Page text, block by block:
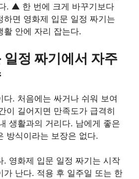
. ▲ 한 번에 크게 바꾸기보다
하면 영화제 입문 일정 짜기는
활 안에 자리 잡는다.
일정 짜기에서 자주
다. 처음에는 싸거나 쉬워 보여
이 길어지면 만족도가 급격히
생활과의 거리다. 남에게 좋은
방식이라는 보장은 없다.
. 영화제 입문 일정 짜기는 시작
가 난다. 적용 후 일주일 또는 한